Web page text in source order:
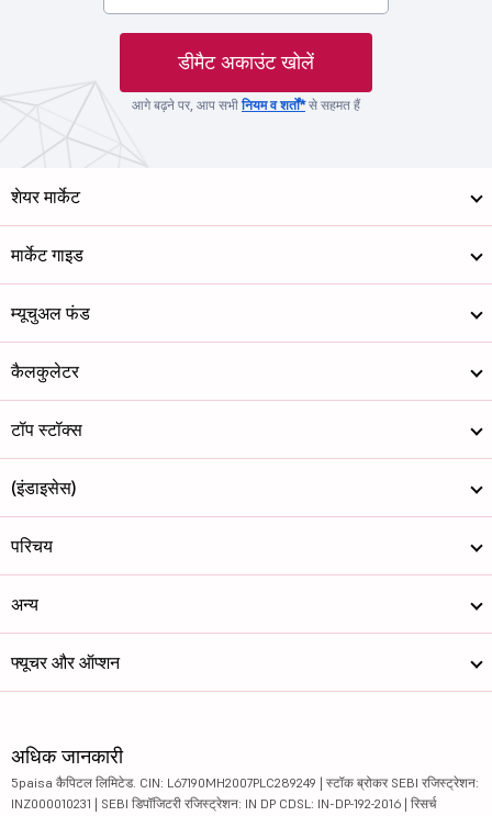
डीमैट अकाउंट खोलें
आगे बढ़ने पर, आप सभीनियम व शर्तों*से सहमत हैं
शेयर मार्केट
मार्केट गाइड
म्यूचुअल फंड
कैलकुलेटर
टॉप स्टॉक्स
(इंडाइसेस)
परिचय
अन्य
फ्यूचर और ऑप्शन
अधिक जानकारी
5paisa कैपिटल लिमिटेड. CIN: L67190MH2007PLC289249 | स्टॉक ब्रोकर SEBI रजिस्ट्रेशन:
INZ000010231 | SEBI डिपॉजिटरी रजिस्ट्रेशन: IN DP CDSL: IN-DP-192-2016 | रिसर्च